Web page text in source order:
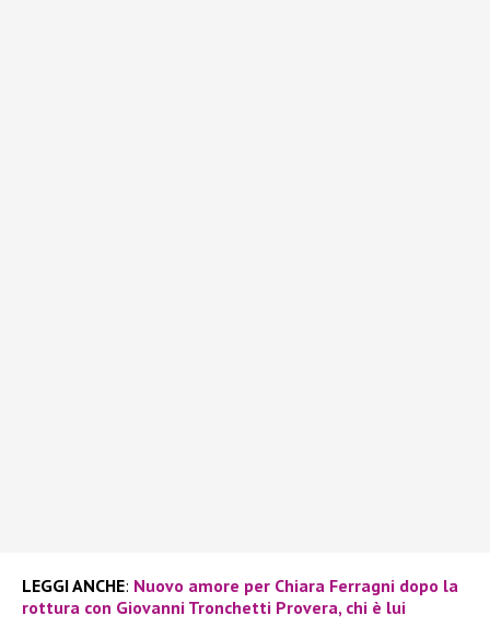
LEGGI ANCHE: Nuovo amore per Chiara Ferragni dopo la
rottura con Giovanni Tronchetti Provera, chi è lui